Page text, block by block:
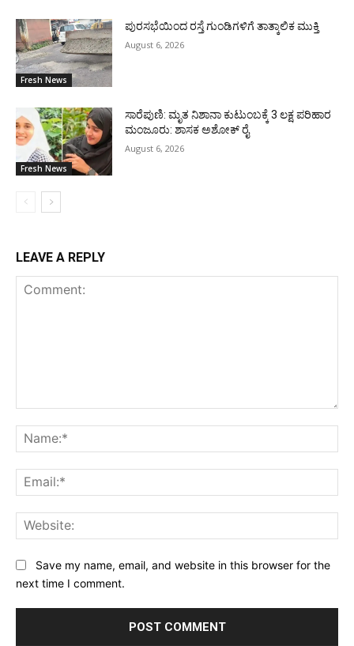
Fresh News
ಪುರಸಭೆಯಿಂದ ರಸ್ತೆ ಗುಂಡಿಗಳಿಗೆ ತಾತ್ಕಾಲಿಕ ಮುಕ್ತಿ
August 6, 2026
Fresh News
ಸಾರೆಪುಣಿ: ಮೃತ ನಿಶಾನಾ ಕುಟುಂಬಕ್ಕೆ 3 ಲಕ್ಷ ಪರಿಹಾರ
ಮಂಜೂರು: ಶಾಸಕ ಅಶೋಕ್ ರೈ
August 6, 2026
LEAVE A REPLY
Save my name, email, and website in this browser for the
next time I comment.